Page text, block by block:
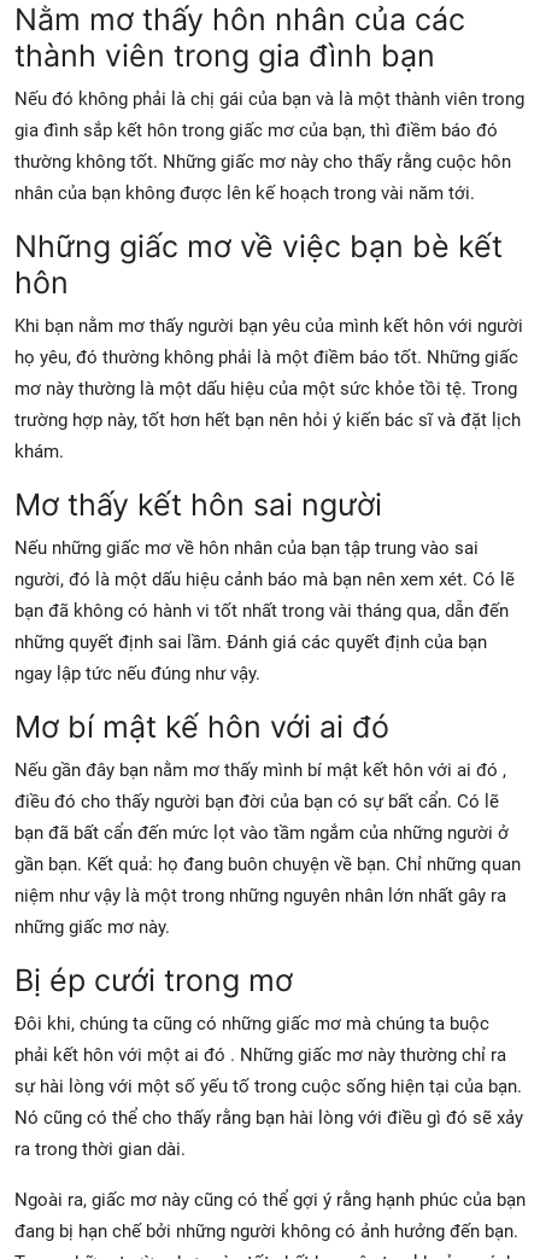
Nằm mơ thấy hôn nhân của các
thành viên trong gia đình bạn
Nếu đó không phải là chị gái của bạn và là một thành viên trong
gia đình sắp kết hôn trong giấc mơ của bạn, thì điềm báo đó
thường không tốt. Những giấc mơ này cho thấy rằng cuộc hôn
nhân của bạn không được lên kế hoạch trong vài năm tới.
Những giấc mơ về việc bạn bè kết
hôn
Khi bạn nằm mơ thấy người bạn yêu của mình kết hôn với người
họ yêu, đó thường không phải là một điềm báo tốt. Những giấc
mơ này thường là một dấu hiệu của một sức khỏe tồi tệ. Trong
trường hợp này, tốt hơn hết bạn nên hỏi ý kiến ​​bác sĩ và đặt lịch
khám.
Mơ thấy kết hôn sai người
Nếu những giấc mơ về hôn nhân của bạn tập trung vào sai
người, đó là một dấu hiệu cảnh báo mà bạn nên xem xét. Có lẽ
bạn đã không có hành vi tốt nhất trong vài tháng qua, dẫn đến
những quyết định sai lầm. Đánh giá các quyết định của bạn
ngay lập tức nếu đúng như vậy.
Mơ bí mật kế hôn với ai đó
Nếu gần đây bạn nằm mơ thấy mình bí mật kết hôn với ai đó ,
điều đó cho thấy người bạn đời của bạn có sự bất cẩn. Có lẽ
bạn đã bất cẩn đến mức lọt vào tầm ngắm của những người ở
gần bạn. Kết quả: họ đang buôn chuyện về bạn. Chỉ những quan
niệm như vậy là một trong những nguyên nhân lớn nhất gây ra
những giấc mơ này.
Bị ép cưới trong mơ
Đôi khi, chúng ta cũng có những giấc mơ mà chúng ta buộc
phải kết hôn với một ai đó . Những giấc mơ này thường chỉ ra
sự hài lòng với một số yếu tố trong cuộc sống hiện tại của bạn.
Nó cũng có thể cho thấy rằng bạn hài lòng với điều gì đó sẽ xảy
ra trong thời gian dài.
Ngoài ra, giấc mơ này cũng có thể gợi ý rằng hạnh phúc của bạn
đang bị hạn chế bởi những người không có ảnh hưởng đến bạn.